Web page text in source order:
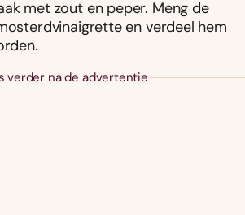
met zout en peper. Meng de
en verdeel hem
verder na de advertentie